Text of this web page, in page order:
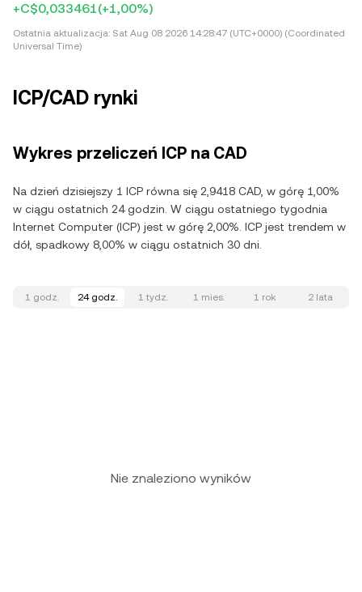
+C$0,033461(+1,00%)
Ostatnia aktualizacja: Sat Aug 08 2026 14:28:47 (UTC+0000) (Coordinated
Universal Time)
ICP/CAD rynki
Wykres przeliczeń ICP na CAD
Na dzień dzisiejszy 1 ICP równa się 2,9418 CAD, w górę 1,00%
w ciągu ostatnich 24 godzin. W ciągu ostatniego tygodnia
Internet Computer (ICP) jest w górę 2,00%. ICP jest trendem w
dół, spadkowy 8,00% w ciągu ostatnich 30 dni.
1 godz. 24 godz. 1 tydz. 1 mies. 1 rok 2 lata
Nie znaleziono wyników